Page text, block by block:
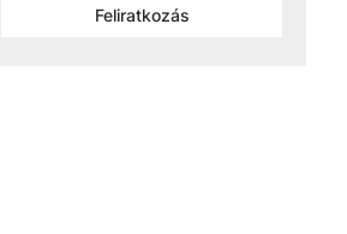
Feliratkozás